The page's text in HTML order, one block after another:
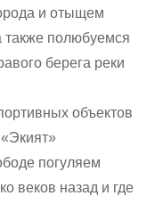
и отыщем
также полюбуемся
берега реки
объектов
«Экият»
погуляем
веков назад и где